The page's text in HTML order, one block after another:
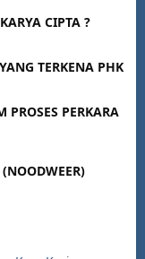
CIPTA ?
TERKENA PHK
PERKARA